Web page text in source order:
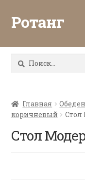
Ротанг
Каталог
Все о ротанге
Найти:
Главная
коричневый
Стол
Стол